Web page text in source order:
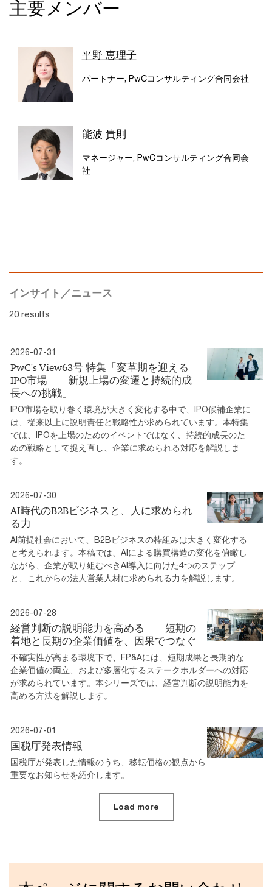
主要メンバー
平野 恵理子
パートナー, PwCコンサルティング合同会社
能波 貴則
マネージャー, PwCコンサルティング合同会
社
インサイト／ニュース
20 results
2026-07-31
PwC's View63号 特集「変革期を迎える
IPO市場――新規上場の変遷と持続的成
長への挑戦」
IPO市場を取り巻く環境が大きく変化する中で、IPO候補企業に
は、従来以上に説明責任と戦略性が求められています。本特集
では、IPOを上場のためのイベントではなく、持続的成長のた
めの戦略として捉え直し、企業に求められる対応を解説しま
す。
2026-07-30
AI時代のB2Bビジネスと、人に求められ
る力
AI前提社会において、B2Bビジネスの枠組みは大きく変化する
と考えられます。本稿では、AIによる購買構造の変化を俯瞰し
ながら、企業が取り組むべきAI導入に向けた4つのステップ
と、これからの法人営業人材に求められる力を解説します。
2026-07-28
経営判断の説明能力を高める――短期の
着地と長期の企業価値を、因果でつなぐ
不確実性が高まる環境下で、FP&Aには、短期成果と長期的な
企業価値の両立、および多層化するステークホルダーへの対応
が求められています。本シリーズでは、経営判断の説明能力を
高める方法を解説します。
2026-07-01
国税庁発表情報
国税庁が発表した情報のうち、移転価格の観点から
重要なお知らせを紹介します。
Load more